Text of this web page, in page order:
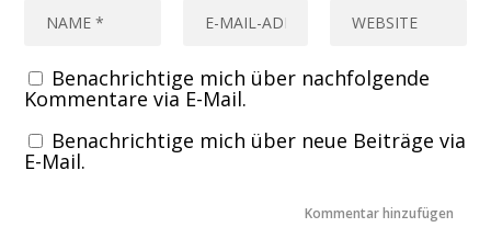
Benachrichtige mich über nachfolgende
Kommentare via E-Mail.
Benachrichtige mich über neue Beiträge via
E-Mail.